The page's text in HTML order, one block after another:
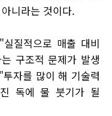
니라는 것이다.
질적으로 매출 대비
구조적 문제가 발생
자를 많이 해 기술력
독에 물 붓기가 될